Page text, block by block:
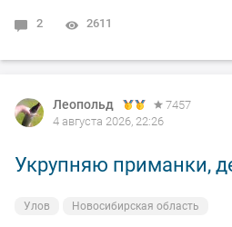
2 2611
Леопольд
7457
4 августа 2026, 22:26
Укрупняю приманки,
Улов Новосибирская область